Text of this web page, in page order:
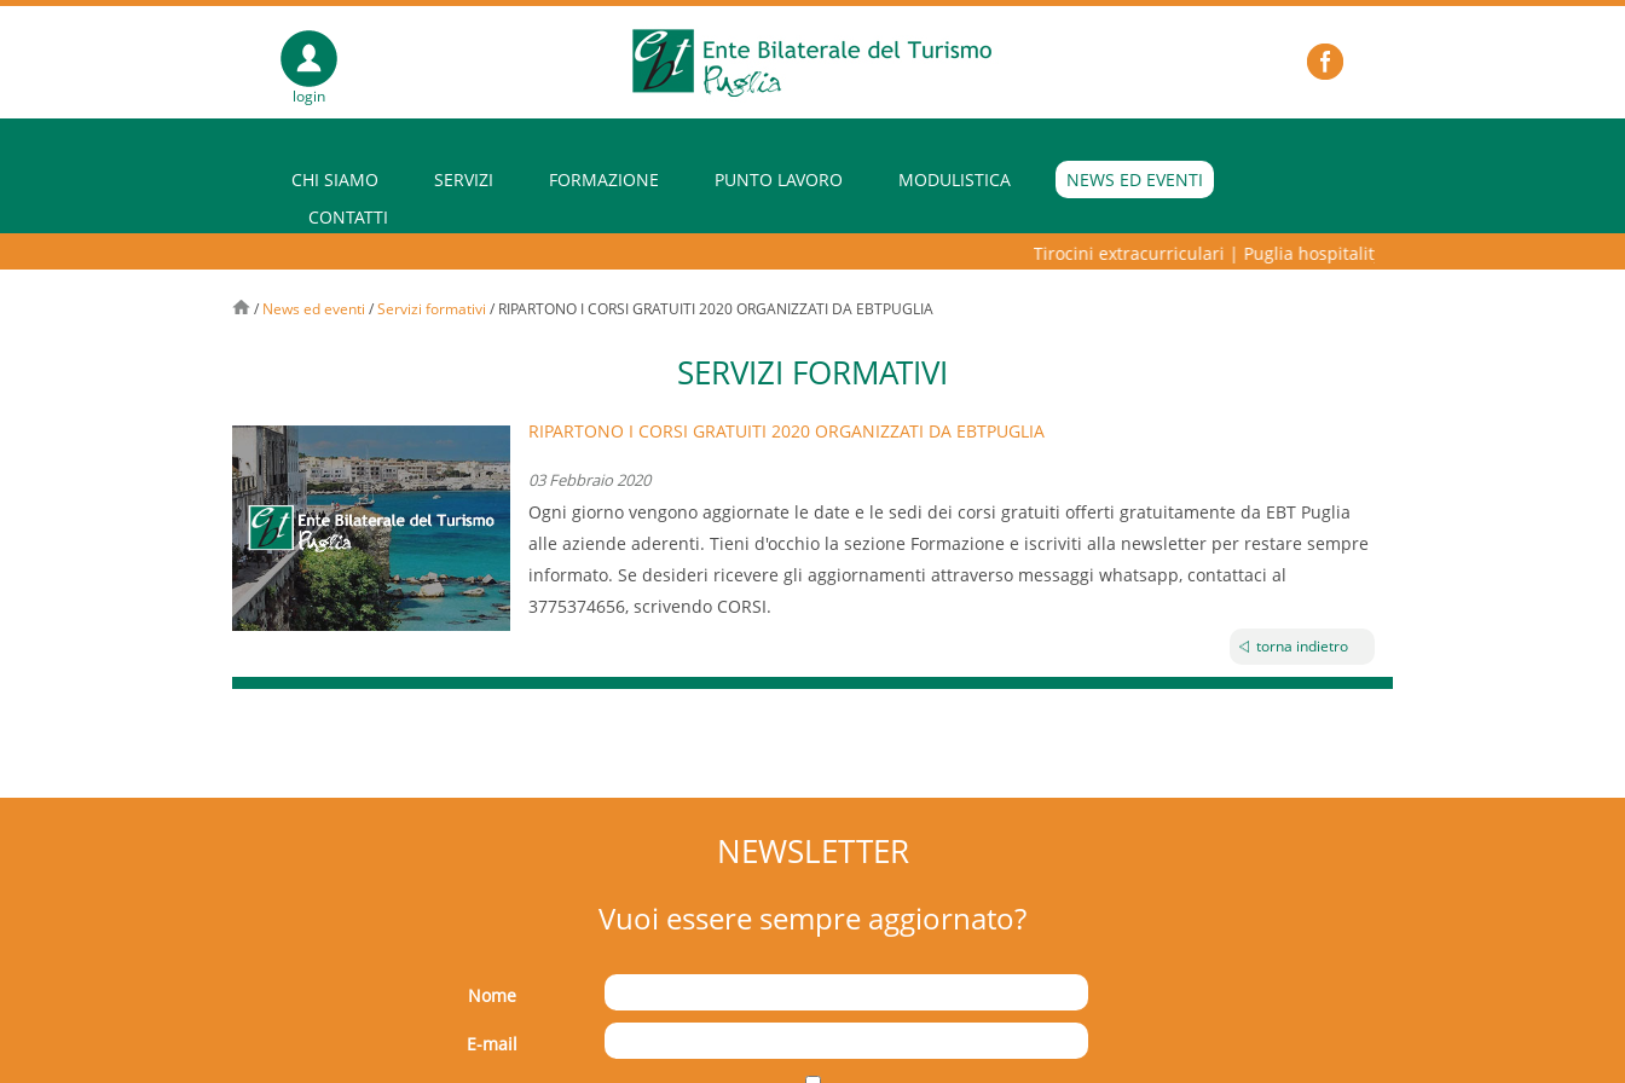
login
CHI SIAMO SERVIZI FORMAZIONE PUNTO LAVORO MODULISTICA
NEWS ED EVENTI
CONTATTI
Tirocini extracurriculari|Puglia hospitality lab – programma di alta
/ News ed eventi /Servizi formativi / RIPARTONO I CORSI GRATUITI 2020 ORGANIZZATI DA EBTPUGLIA
SERVIZI FORMATIVI
RIPARTONO I CORSI GRATUITI 2020 ORGANIZZATI DA EBTPUGLIA
03 Febbraio 2020
Ogni giorno vengono aggiornate le date e le sedi dei corsi gratuiti offerti gratuitamente da EBT Puglia
alle aziende aderenti. Tieni d'occhio la sezione Formazione e iscriviti alla newsletter per restare sempre
informato. Se desideri ricevere gli aggiornamenti attraverso messaggi whatsapp, contattaci al
3775374656, scrivendo CORSI.
torna indietro
NEWSLETTER
Vuoi essere sempre aggiornato?
Nome
E-mail